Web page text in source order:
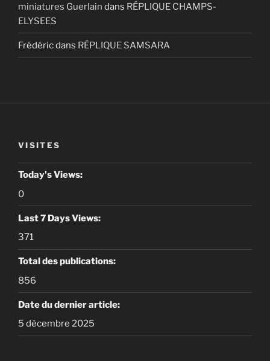
miniatures Guerlain dans RÉPLIQUE CHAMPS-
ELYSEES
Frédéricdans RÉPLIQUE SAMSARA
VISITES
Today's Views:
0
Last 7 Days Views:
371
Total des publications:
856
Date du dernier article:
5 décembre 2025